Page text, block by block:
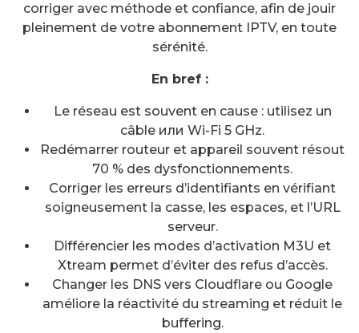
corriger avec méthode et confiance, afin de jouir
pleinement de votre abonnement IPTV, en toute
sérénité.
En bref :
Le réseau est souvent en cause : utilisez un
câble или Wi-Fi 5 GHz.
Redémarrer routeur et appareil souvent résout
70 % des dysfonctionnements.
Corriger les erreurs d’identifiants en vérifiant
soigneusement la casse, les espaces, et l’URL
serveur.
Différencier les modes d’activation M3U et
Xtream permet d’éviter des refus d’accès.
Changer les DNS vers Cloudflare ou Google
améliore la réactivité du streaming et réduit le
buffering.